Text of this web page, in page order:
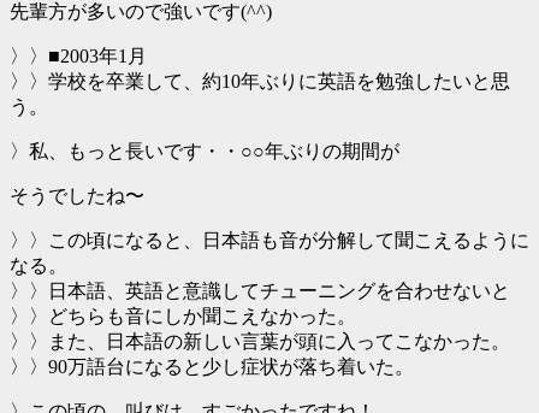
先輩方が多いので強いです(^^)
〉〉■2003年1月
〉〉学校を卒業して、約10年ぶりに英語を勉強したいと思
う。
〉私、もっと長いです・・○○年ぶりの期間が
そうでしたね〜
〉〉この頃になると、日本語も音が分解して聞こえるように
なる。
〉〉日本語、英語と意識してチューニングを合わせないと
〉〉どちらも音にしか聞こえなかった。
〉〉また、日本語の新しい言葉が頭に入ってこなかった。
〉〉90万語台になると少し症状が落ち着いた。